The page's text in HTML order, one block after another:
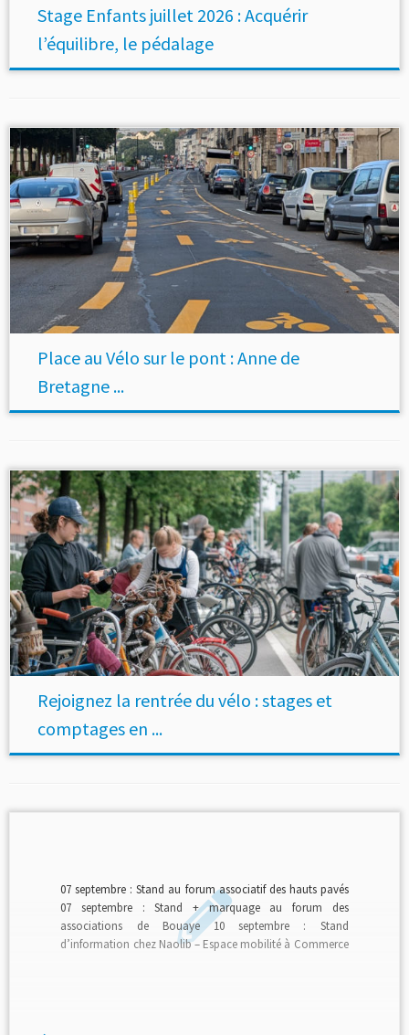
Stage Enfants juillet 2026 : Acquérir
l’équilibre, le pédalage
Place au Vélo sur le pont : Anne de
Bretagne ...
Rejoignez la rentrée du vélo : stages et
comptages en ...
07 septembre : Stand au forum associatif des hauts pavés
07 septembre : Stand + marquage au forum des
associations de Bouaye 10 septembre : Stand
d’information chez Naolib – Espace mobilité à Commerce